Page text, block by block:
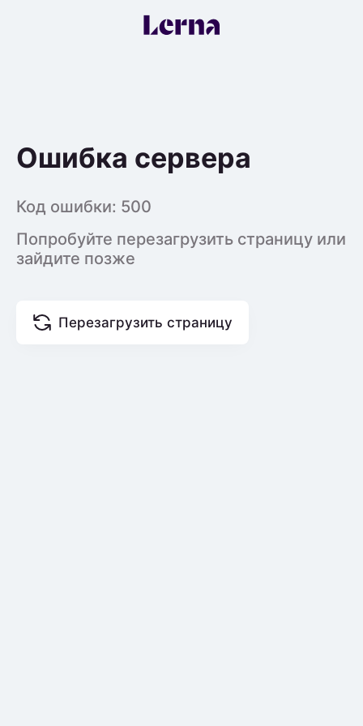
Ошибка сервера
Код ошибки: 500
Попробуйте перезагрузить страницу или
зайдите позже
Перезагрузить страницу